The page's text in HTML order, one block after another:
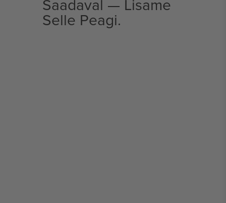
Saadaval — Lisame
Selle Peagi.